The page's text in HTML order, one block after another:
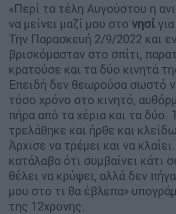
«Περί τα τέλη Αυγούστου η
να μείνει μαζί μου στο νησί
Την Παρασκευή 2/9/2022 και
βρισκόμασταν στο σπίτι,
κρατούσε και τα δύο κινητά
Επειδή δεν θεωρούσα σωστό
τόσο χρόνο στο κινητό,
πήρα από τα χέρια και τα δύο.
τρελάθηκε και ήρθε και
Άρχισε να τρέμει και να
κατάλαβα ότι συμβαίνει κάτι
θέλει να κρύψει, αλλά δεν
μου στο τι θα έβλεπα»
της 12χρονης.